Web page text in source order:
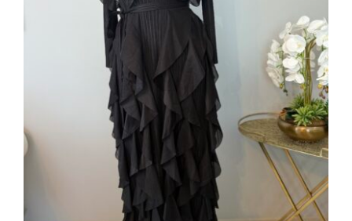
Uzun Kollu Volan Detaylı Kadın Abiye
Elbise